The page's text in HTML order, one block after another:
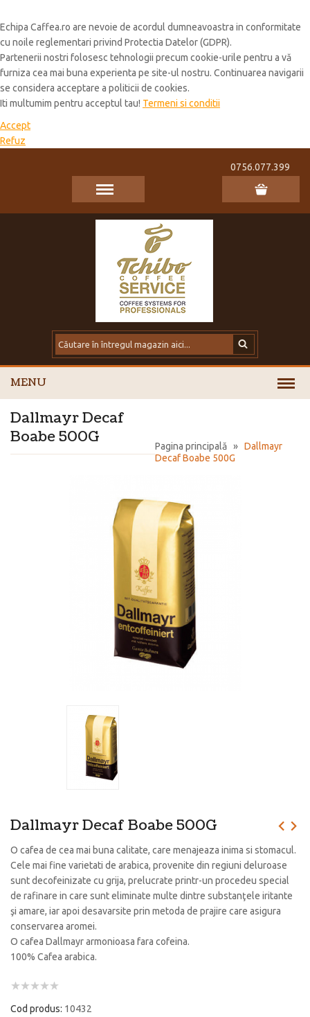
Echipa Caffea.ro are nevoie de acordul dumneavoastra in conformitate
cu noile reglementari privind Protectia Datelor (GDPR).
Partenerii nostri folosesc tehnologii precum cookie-urile pentru a vă
furniza cea mai buna experienta pe site-ul nostru. Continuarea navigarii
se considera acceptare a politicii de cookies.
Iti multumim pentru acceptul tau! Termeni si conditii
Accept
Refuz
0756.077.399
MENU
Pagina principală » Dallmayr
Decaf Boabe 500G
Dallmayr Decaf
Boabe 500G
Dallmayr Decaf Boabe 500G
O cafea de cea mai buna calitate, care menajeaza inima si stomacul.
Cele mai fine varietati de arabica, provenite din regiuni deluroase
sunt decofeinizate cu grija, prelucrate printr-un procedeu special
de rafinare in care sunt eliminate multe dintre substanţele iritante
şi amare, iar apoi desavarsite prin metoda de prajire care asigura
conservarea aromei.
O cafea Dallmayr armonioasa fara cofeina.
100% Cafea arabica.
Cod produs: 10432